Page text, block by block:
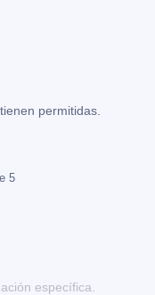
permitidas.
5
específica.